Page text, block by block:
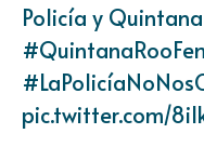
Policía y
pic.twitter.com/